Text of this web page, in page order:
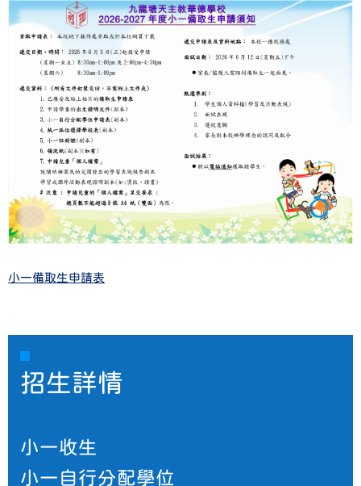
小一備取生申請表
招生詳情
小一收生
小一自行分配學位